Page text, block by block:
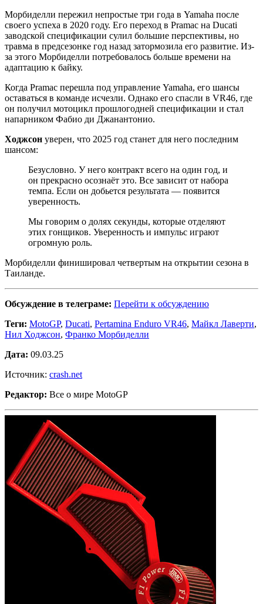
Морбиделли пережил непростые три года в Yamaha после
своего успеха в 2020 году. Его переход в Pramac на Ducati
заводской спецификации сулил большие перспективы, но
травма в предсезонке год назад затормозила его развитие. Из-
за этого Морбиделли потребовалось больше времени на
адаптацию к байку.
Когда Pramac перешла под управление Yamaha, его шансы
оставаться в команде исчезли. Однако его спасли в VR46, где
он получил мотоцикл прошлогодней спецификации и стал
напарником Фабио ди Джанантонио.
Ходжсон уверен, что 2025 год станет для него последним
шансом:
Безусловно. У него контракт всего на один год, и
он прекрасно осознаёт это. Все зависит от набора
темпа. Если он добьется результата — появится
уверенность.
Мы говорим о долях секунды, которые отделяют
этих гонщиков. Уверенность и импульс играют
огромную роль.
Морбиделли финишировал четвертым на открытии сезона в
Таиланде.
Обсуждение в телеграме: Перейти к обсуждению
Теги: MotoGP, Ducati, Pertamina Enduro VR46, Майкл Лаверти,
Нил Ходжсон, Франко Морбиделли
Дата: 09.03.25
Источник: crash.net
Редактор: Все о мире MotoGP